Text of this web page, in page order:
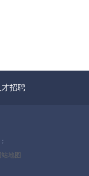
才招聘
站地图